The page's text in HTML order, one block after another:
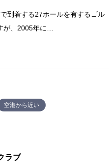
到着する27ホールを有するゴル
が、2005年に…
空港から近い
ラブ